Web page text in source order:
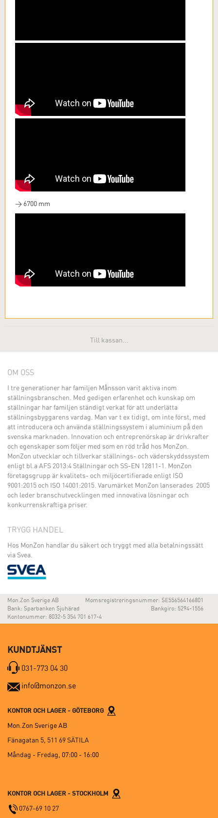
> 6700 mm
Till kassan...
OM OSS
I tre generationer har familjen Månsson varit aktiva inom
ställningsbranschen. Med gedigen erfarenhet och kunskap om
ställningar har familjen ständigt verkat för att underlätta
ställningsbyggarens vardag. Man var t ex tidigt, om inte först, med
att introducera och använda ställningssystem i aluminium på den
svenska marknaden. Innovation och entreprenörskap är drivkrafter
och egenskaper som följer med som en röd tråd hos MonZon.
MonZon utvecklar och tillverkar ställnings- och väderskyddssystem
enligt bl.a AFS 2013:4 Ställningar och SS-EN 12811-1. MonZon
företagsgrupp är kvalitets- och miljöcertifierade enligt ISO
9001:2015 och ISO 14001:2015. Varumärket MonZon lanserades 2005
och leder branschutvecklingen med innovativa lösningar och
konkurrenskraftiga priser.
TRYGG HANDEL
Hos MonZon handlar du säkert och tryggt med alla betalningssätt
via Svea.
Mon.Zon Sverige AB
Momsregistreringsnummer: SE556564166801
Bank: Sparbanken Sjuhärad
Bankgiro: 5294-1556
Kontonummer: 8032-5 354 701 617-4
KUNDTJÄNST
031-773 04 30
info@monzon.se
KONTOR OCH LAGER - GÖTEBORG
Mon.Zon Sverige AB
Fänagatan 5, 511 69 SÄTILA
Måndag - Fredag, 07:00 - 16:00
KONTOR OCH LAGER - STOCKHOLM
0767-69 10 27